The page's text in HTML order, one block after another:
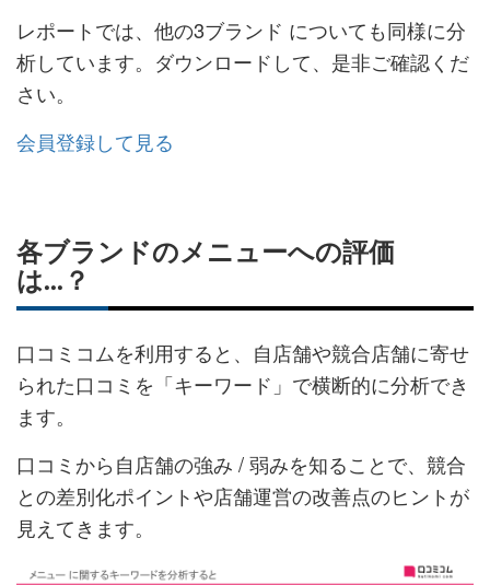
レポートでは、他の3ブランド についても同様に分
析しています。ダウンロードして、是非ご確認くだ
さい。
会員登録して見る
各ブランドのメニューへの評価
は...？
口コミコムを利用すると、自店舗や競合店舗に寄せ
られた口コミを「キーワード」で横断的に分析でき
ます。
口コミから自店舗の強み / 弱みを知ることで、競合
との差別化ポイントや店舗運営の改善点のヒントが
見えてきます。